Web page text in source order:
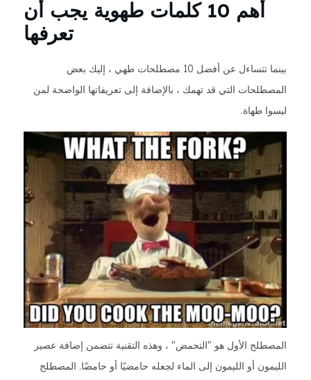
أهم 10 كلمات طهوية يجب أن
تعرفها
بينما تتساءل عن أفضل 10 مصطلحات طهي ، إليك بعض
المصطلحات التي قد تهمك ، بالإضافة إلى تعريفاتها الواضحة لمن
ليسوا طهاة.
المصطلح الأول هو "التحمض" ، وهذه التقنية تتضمن إضافة عصير
الليمون أو الليمون إلى الماء لجعله حامضيًا أو حامضًا. المصطلح